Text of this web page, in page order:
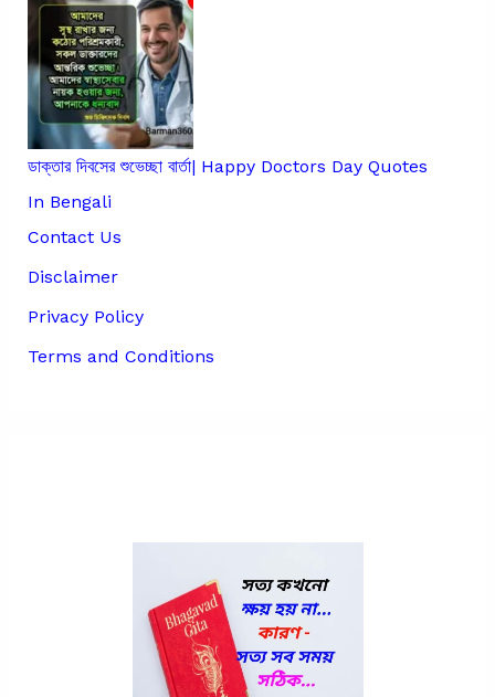
ডাক্তার দিবসের শুভেচ্ছা বার্তা| Happy Doctors Day Quotes
In Bengali
Contact Us
Disclaimer
Privacy Policy
Terms and Conditions